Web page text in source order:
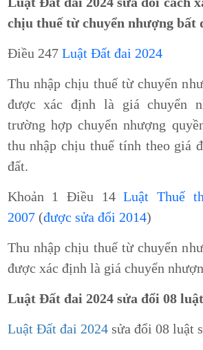
chịu thuế từ chuyển nhượng bất
Điều 247 Luật Đất đai 2024
Thu nhập chịu thuế từ chuyển
được xác định là giá chuyển
trường hợp chuyển nhượng
thu nhập chịu thuế tính theo giá
đất.
Khoản 1 Điều 14Luật Thuế
2007(được sửa đổi 2014)
Thu nhập chịu thuế từ chuyển
được xác định là giá chuyển
Luật Đất đai 2024 sửa đổi 08 luật
Luật Đất đai 2024sửa đổi 08 luật